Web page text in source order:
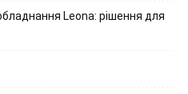
Leona: рішення для